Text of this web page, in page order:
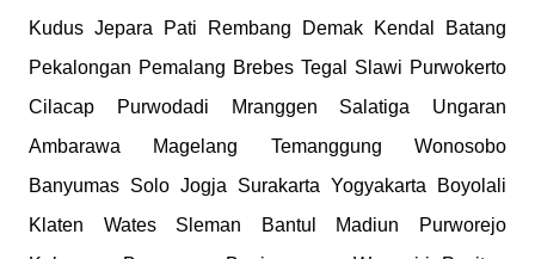
Kudus Jepara Pati Rembang Demak Kendal Batang
Pekalongan Pemalang Brebes Tegal Slawi Purwokerto
Cilacap Purwodadi Mranggen Salatiga Ungaran
Ambarawa Magelang Temanggung Wonosobo
Banyumas Solo Jogja Surakarta Yogyakarta Boyolali
Klaten Wates Sleman Bantul Madiun Purworejo